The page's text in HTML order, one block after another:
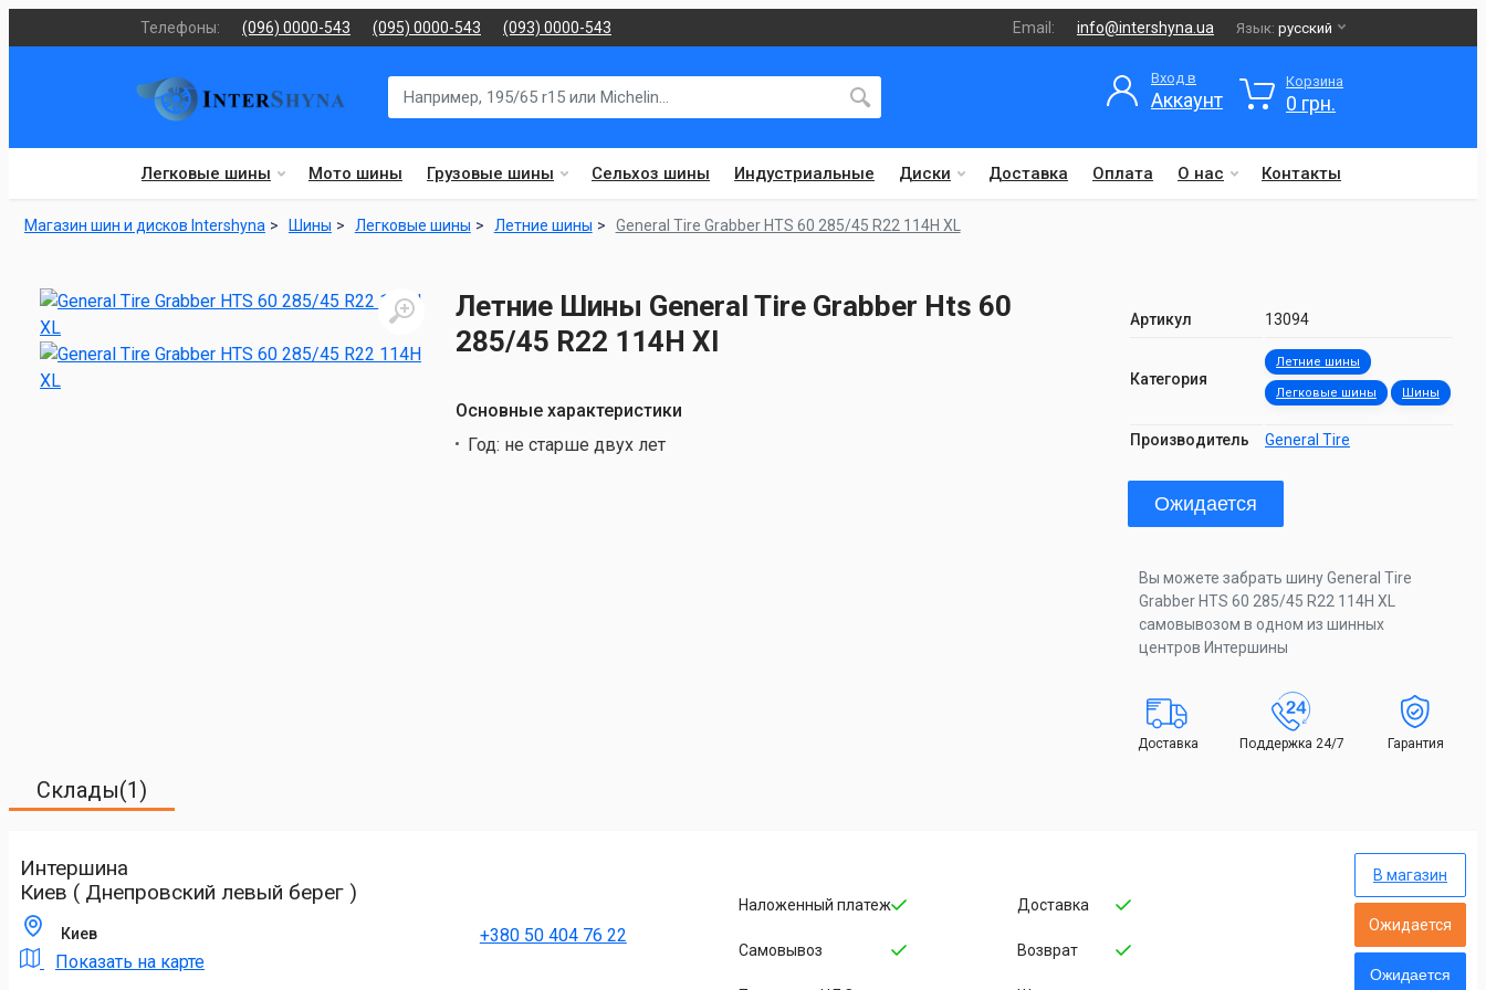
Телефоны: (096) 0000-543 (095) 0000-543 (093) 0000-543 Email: info@intershyna.ua Язык: русский
Легковые шины Мото шины Грузовые шины Сельхоз шины Индустриальные Диски Доставка Оплата О нас Контакты
Вход в
Аккаунт
Корзина
0 грн.
Магазин шин и дисков Intershyna Шины Легковые шины Летние шины General Tire Grabber HTS 60 285/45 R22 114H XL
Летние Шины General Tire Grabber Hts 60
285/45 R22 114H Xl
Основные характеристики
Год: не старше двух лет
Артикул 13094
Категория
Летние шины
Легковые шины Шины
Производитель General Tire
Ожидается
Вы можете забрать шину General Tire
Grabber HTS 60 285/45 R22 114H XL
самовывозом в одном из шинных
центров Интершины
Доставка Поддержка 24/7 Гарантия
Склады(1)
Интершина
Киев ( Днепровский левый берег )
Киев
Показать на карте
+380 50 404 76 22
Наложенный платеж
Cамовывоз
Доставка
Возврат
В магазин
Ожидается
Ожидается